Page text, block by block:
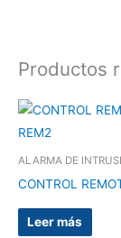
Productos
ALARMA DE
CONTROL
Leer más